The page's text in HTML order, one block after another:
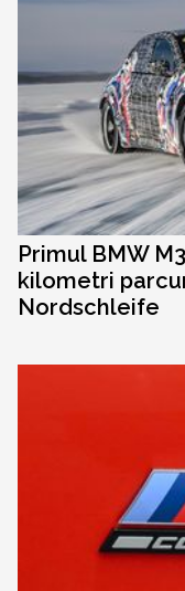
Primul BMW
kilometri
Nordschleife